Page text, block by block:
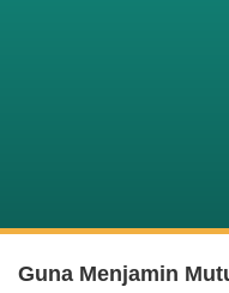
Guna Menjamin